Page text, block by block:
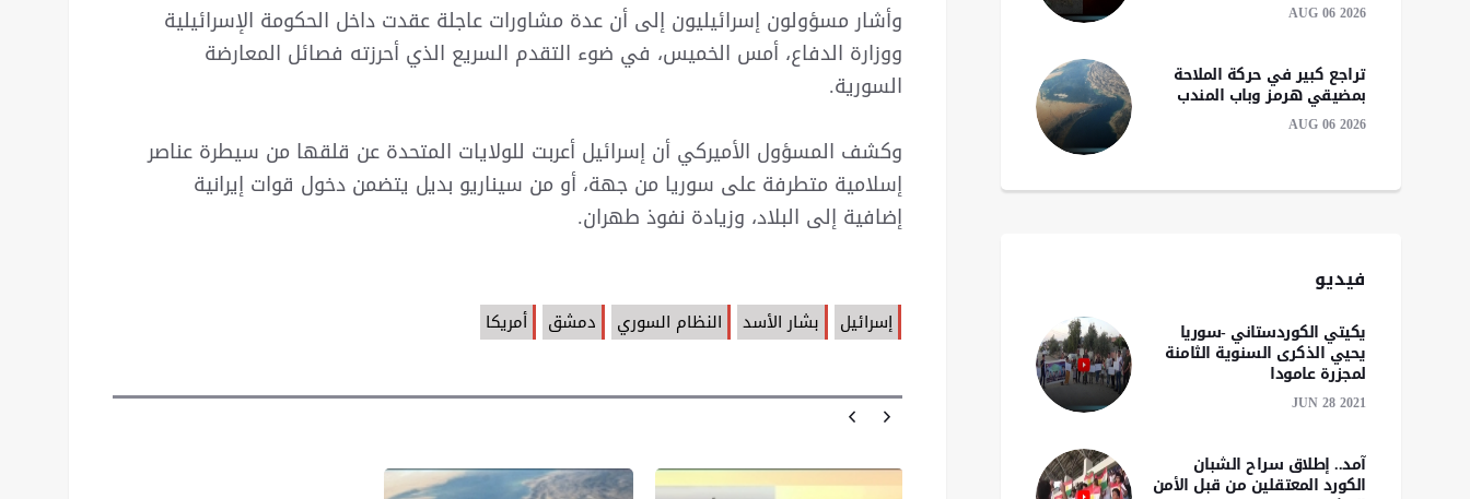
وأشار مسؤولون إسرائيليون إلى أن عدة مشاورات عاجلة عقدت داخل الحكومة الإسرائيلية
ووزارة الدفاع، أمس الخميس، في ضوء التقدم السريع الذي أحرزته فصائل المعارضة
السورية.
وكشف المسؤول الأميركي أن إسرائيل أعربت للولايات المتحدة عن قلقها من سيطرة عناصر
إسلامية متطرفة على سوريا من جهة، أو من سيناريو بديل يتضمن دخول قوات إيرانية
إضافية إلى البلاد، وزيادة نفوذ طهران.
إسرائيل بشار الأسد النظام السوري دمشق أمريكا
AUG 06 2026
تراجع كبير في حركة الملاحة
بمضيقي هرمز وباب المندب
AUG 06 2026
فيديو
يكيتي الكوردستاني -سوريا
يحيي الذكرى السنوية الثامنة
لمجزرة عامودا
JUN 28 2021
آمد.. إطلاق سراح الشبان
الكورد المعتقلين من قبل الأمن